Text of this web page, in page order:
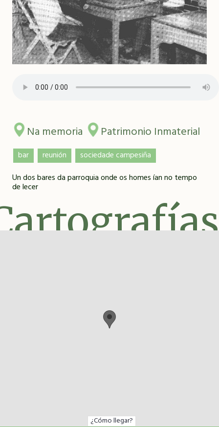
Na memoria Patrimonio Inmaterial
bar reunión
sociedade campesiña
Un dos bares da parroquia onde os homes ían no tempo
de lecer
¿Cómo llegar?